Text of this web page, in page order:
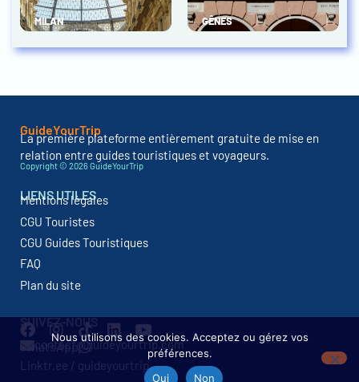
MILAN GÊNES
GuideYourTrip
La première plateforme entièrement gratuite de mise en
relation entre guides touristiques et voyageurs.
Copyright © 2026 GuideYourTrip
LIENS UTILES
Mentions légales
CGU Touristes
CGU Guides Touristiques
FAQ
Plan du site
SUIVEZ-NOUS
contact@guideyourtrip.com
WhatsApp
Linktr.ee / guideyourtrip
Nous utilisons des cookies. Acceptez ou gérez vos
préférences.
Oui
Non